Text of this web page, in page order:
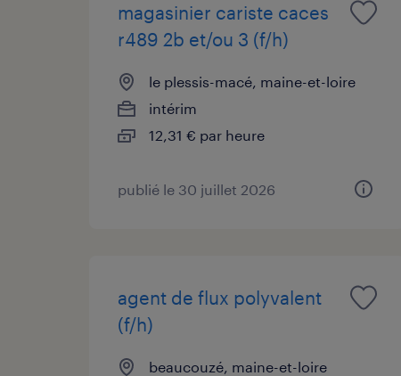
magasinier cariste caces
r489 2b et/ou 3 (f/h)
le plessis-macé, maine-et-loire
intérim
12,31 € par heure
publié le 30 juillet 2026
agent de flux polyvalent
(f/h)
beaucouzé, maine-et-loire